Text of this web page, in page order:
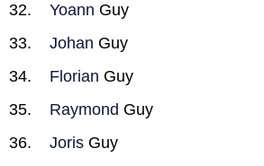
Yoann Guy
Johan Guy
Florian Guy
Raymond Guy
Joris Guy